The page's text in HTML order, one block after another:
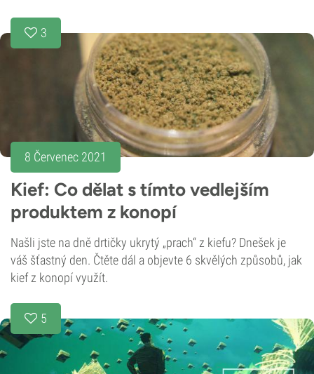
3
8 Červenec 2021
Kief: Co dělat s tímto vedlejším
produktem z konopí
Našli jste na dně drtičky ukrytý „prach“ z kiefu? Dnešek je
váš šťastný den. Čtěte dál a objevte 6 skvělých způsobů, jak
kief z konopí využít.
5